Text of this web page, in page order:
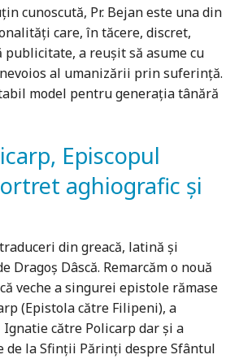
cunoscută, Pr. Bejan este una din
care, în tăcere, discret,
publicitate, a reuşit să asume cu
al umanizării prin suferinţă.
model pentru generaţia tânără
Episcopul
aghiografic și
din greacă, latină şi
Dragoş Dâscă. Remarcăm o nouă
veche a singurei epistole rămase
(Epistola către Filipeni), a
către Policarp dar şi a
de la Sfinţii Părinţi despre Sfântul